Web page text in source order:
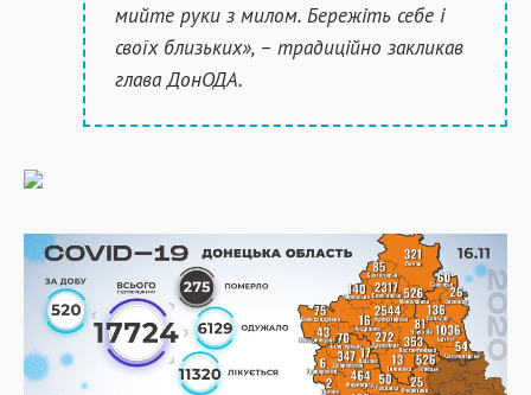
мийте руки з милом. Бережіть себе і
своїх близьких», – традиційно закликав
глава ДонОДА.